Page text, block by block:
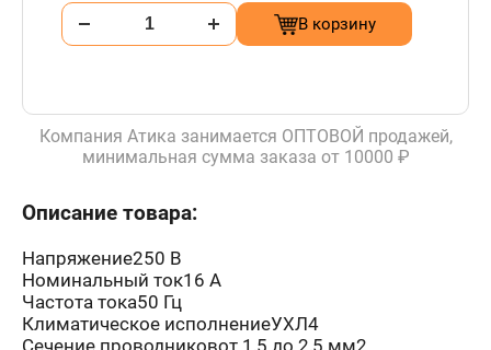
В корзину
Компания Атика занимается ОПТОВОЙ продажей,
минимальная сумма заказа от 10000 ₽
Описание товара:
Напряжение250 В
Номинальный ток16 А
Частота тока50 Гц
Климатическое исполнениеУХЛ4